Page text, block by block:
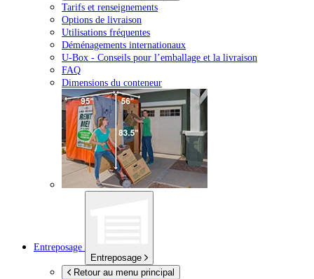
Tarifs et renseignements
Options de livraison
Utilisations fréquentes
Déménagements internationaux
U-Box - Conseils pour l’emballage et la livraison
FAQ
Dimensions du conteneur
Entreposage
Entreposage
Retour au menu principal